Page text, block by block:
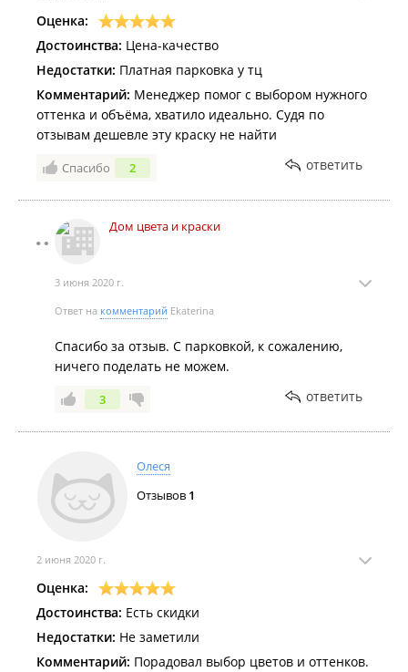
Оценка:
Достоинства: Цена-качество
Недостатки: Платная парковка у тц
Комментарий: Менеджер помог с выбором нужного
оттенка и объёма, хватило идеально. Судя по
отзывам дешевле эту краску не найти
Спасибо 2 ответить
Дом цвета и краски
3 июня 2020 г.
Ответ на комментарий Ekaterina
Спасибо за отзыв. С парковкой, к сожалению,
ничего поделать не можем.
3 ответить
Олеся
Отзывов 1
2 июня 2020 г.
Оценка:
Достоинства: Есть скидки
Недостатки: Не заметили
Комментарий: Порадовал выбор цветов и оттенков.